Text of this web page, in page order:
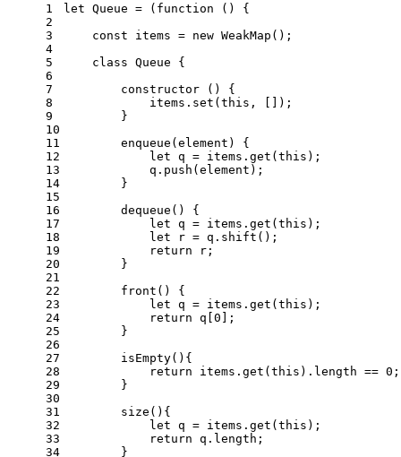
1
2
3
4
5
6
7
8
9
10
11
12
13
14
15
16
17
18
19
20
21
22
23
24
25
26
27
28
29
30
31
32
33
34
let Queue = ( function ( ) {
const items = new WeakMap ();
class Queue {
constructor ( ) {
            items.
set ( this , []);
        }
enqueue ( element ) {
let q = items. get ( this );
            q.
push (element);
        }
dequeue ( ) {
let q = items. get ( this );
let r = q. shift ();
return r;
        }
front ( ) {
let q = items. get ( this );
return q[ 0 ];
        }
isEmpty( ){
return items. get ( this ). length == 0 ;
        }
size ( ){
let q = items. get ( this );
return q. length ;
        }